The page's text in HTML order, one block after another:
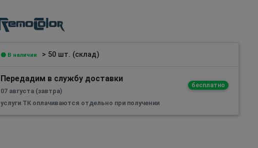
В наличии > 50 шт. (склад)
Передадим в службу доставки
бесплатно
07 августа (завтра)
услуги ТК оплачиваются отдельно при получении